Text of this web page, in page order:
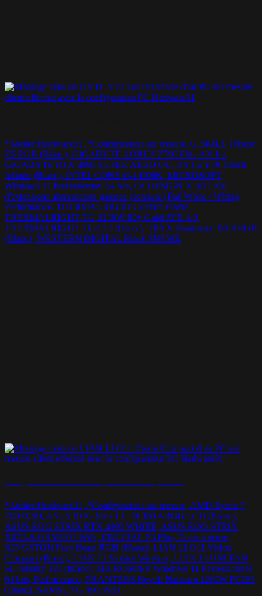
*Atelier Hardware31, *Configurateur sur mesure, G.SKILL Trident
Z5 RGB (Blanc), GIGABYTE AORUS Z790 Elite AX Ice,
GIGABYTE RTX 4080 SUPER AERO OC, HYTE Y70 Touch
Infinite (Blanc), INTEL CORE i9-14900K, MICROSOFT
Windows 11 Professionnel 64 bits, OCDESIGN X H31 Kit
d'extensions alimentation gainées premium (Full White / White),
Performance, THERMALRIGHT Contact Frame,
THERMALRIGHT TG 1200W 80+ Gold ATX 3.0,
THERMALRIGHT TL-C12 (Blanc), TRYX Panorama 360 ARGB
(Blanc), WESTERN DIGITAL Black SN850X
*Atelier Hardware31, *Configurateur sur mesure, AMD Ryzen 7
7800X3D, ASUS ROG Strix LC III 360 ARGB LCD (Blanc),
ASUS ROG STRIX RTX 4090 WHITE, ASUS ROG STRIX
X870-A GAMING WiFi, CRUCIAL P3 Plus, Ecran interne,
KINGSTON Fury Beast RGB (Blanc), LIAN LI O11 Vision
Compact (Blanc), LIAN LI Strimer Wireless, LIAN LI UNI FAN
SL-Infinity 120 (Blanc), MICROSOFT Windows 11 Professionnel
64 bits, Performance, PHANTEKS Revolt Platinum 1200W PCIE5
(Blanc), SAMSUNG 990 PRO